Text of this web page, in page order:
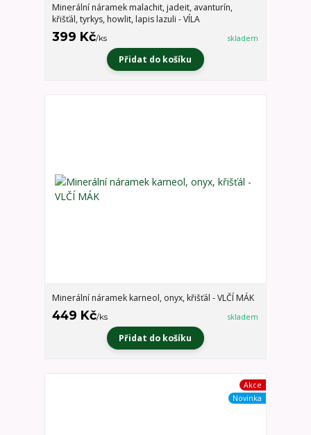
Minerální náramek malachit, jadeit, avanturín,
křišťál, tyrkys, howlit, lapis lazuli - VÍLA
399 Kč/ks skladem
Přidat do košíku
Minerální náramek karneol, onyx, křišťál - VLČÍ MÁK
449 Kč/ks skladem
Přidat do košíku
Akce
Novinka